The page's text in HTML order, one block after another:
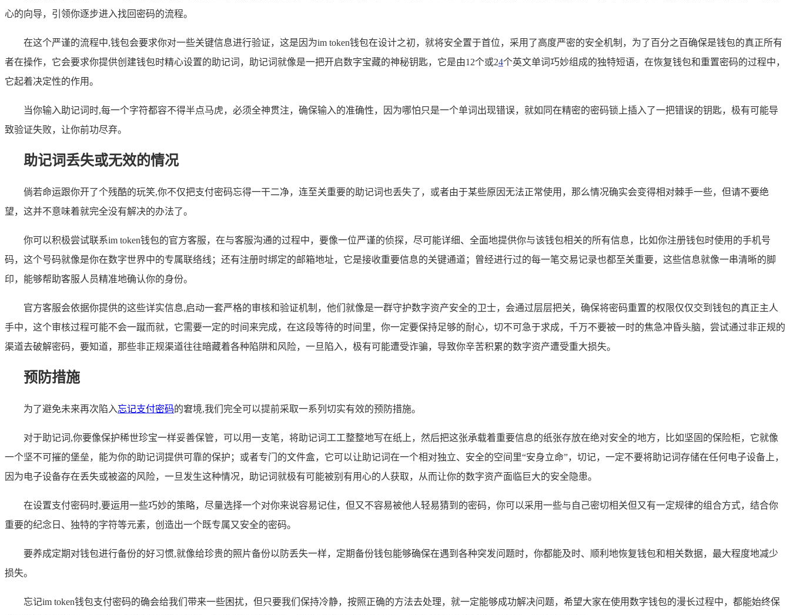
心的向导，引领你逐步进入找回密码的流程。
在这个严谨的流程中,钱包会要求你对一些关键信息进行验证，这是因为im token钱包在设计之初，就将安全置于首位，采用了高度严密的安全机制，为了百分之百确保是钱包的真正所有
者在操作，它会要求你提供创建钱包时精心设置的助记词，助记词就像是一把开启数字宝藏的神秘钥匙，它是由12个或24个英文单词巧妙组成的独特短语，在恢复钱包和重置密码的过程中，
它起着决定性的作用。
当你输入助记词时,每一个字符都容不得半点马虎，必须全神贯注，确保输入的准确性，因为哪怕只是一个单词出现错误，就如同在精密的密码锁上插入了一把错误的钥匙，极有可能导
致验证失败，让你前功尽弃。
助记词丢失或无效的情况
倘若命运跟你开了个残酷的玩笑,你不仅把支付密码忘得一干二净，连至关重要的助记词也丢失了，或者由于某些原因无法正常使用，那么情况确实会变得相对棘手一些，但请不要绝
望，这并不意味着就完全没有解决的办法了。
你可以积极尝试联系im token钱包的官方客服，在与客服沟通的过程中，要像一位严谨的侦探，尽可能详细、全面地提供你与该钱包相关的所有信息，比如你注册钱包时使用的手机号
码，这个号码就像是你在数字世界中的专属联络线；还有注册时绑定的邮箱地址，它是接收重要信息的关键通道；曾经进行过的每一笔交易记录也都至关重要，这些信息就像一串清晰的脚
印，能够帮助客服人员精准地确认你的身份。
官方客服会依据你提供的这些详实信息,启动一套严格的审核和验证机制，他们就像是一群守护数字资产安全的卫士，会通过层层把关，确保将密码重置的权限仅仅交到钱包的真正主人
手中，这个审核过程可能不会一蹴而就，它需要一定的时间来完成，在这段等待的时间里，你一定要保持足够的耐心，切不可急于求成，千万不要被一时的焦急冲昏头脑，尝试通过非正规的
渠道去破解密码，要知道，那些非正规渠道往往暗藏着各种陷阱和风险，一旦陷入，极有可能遭受诈骗，导致你辛苦积累的数字资产遭受重大损失。
预防措施
为了避免未来再次陷入忘记支付密码的窘境,我们完全可以提前采取一系列切实有效的预防措施。
对于助记词,你要像保护稀世珍宝一样妥善保管，可以用一支笔，将助记词工工整整地写在纸上，然后把这张承载着重要信息的纸张存放在绝对安全的地方，比如坚固的保险柜，它就像
一个坚不可摧的堡垒，能为你的助记词提供可靠的保护；或者专门的文件盒，它可以让助记词在一个相对独立、安全的空间里“安身立命”，切记，一定不要将助记词存储在任何电子设备上，
因为电子设备存在丢失或被盗的风险，一旦发生这种情况，助记词就极有可能被别有用心的人获取，从而让你的数字资产面临巨大的安全隐患。
在设置支付密码时,要运用一些巧妙的策略，尽量选择一个对你来说容易记住，但又不容易被他人轻易猜到的密码，你可以采用一些与自己密切相关但又有一定规律的组合方式，结合你
重要的纪念日、独特的字符等元素，创造出一个既专属又安全的密码。
要养成定期对钱包进行备份的好习惯,就像给珍贵的照片备份以防丢失一样，定期备份钱包能够确保在遇到各种突发问题时，你都能及时、顺利地恢复钱包和相关数据，最大程度地减少
损失。
忘记im token钱包支付密码的确会给我们带来一些困扰，但只要我们保持冷静，按照正确的方法去处理，就一定能够成功解决问题，希望大家在使用数字钱包的漫长过程中，都能始终保